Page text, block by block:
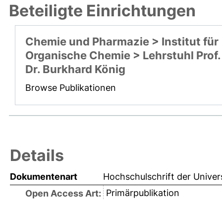
Beteiligte Einrichtungen
Chemie und Pharmazie > Institut für
Organische Chemie > Lehrstuhl Prof.
Dr. Burkhard König
Browse Publikationen
Details
Dokumentenart
Hochschulschrift der
Open Access Art: Primärpublikation